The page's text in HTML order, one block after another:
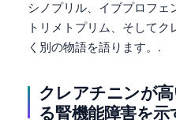
シノプリル、イブプロフェ
トリメトプリム、そして
く別の物語を語ります。.
クレアチニンが
る腎機能障害を示